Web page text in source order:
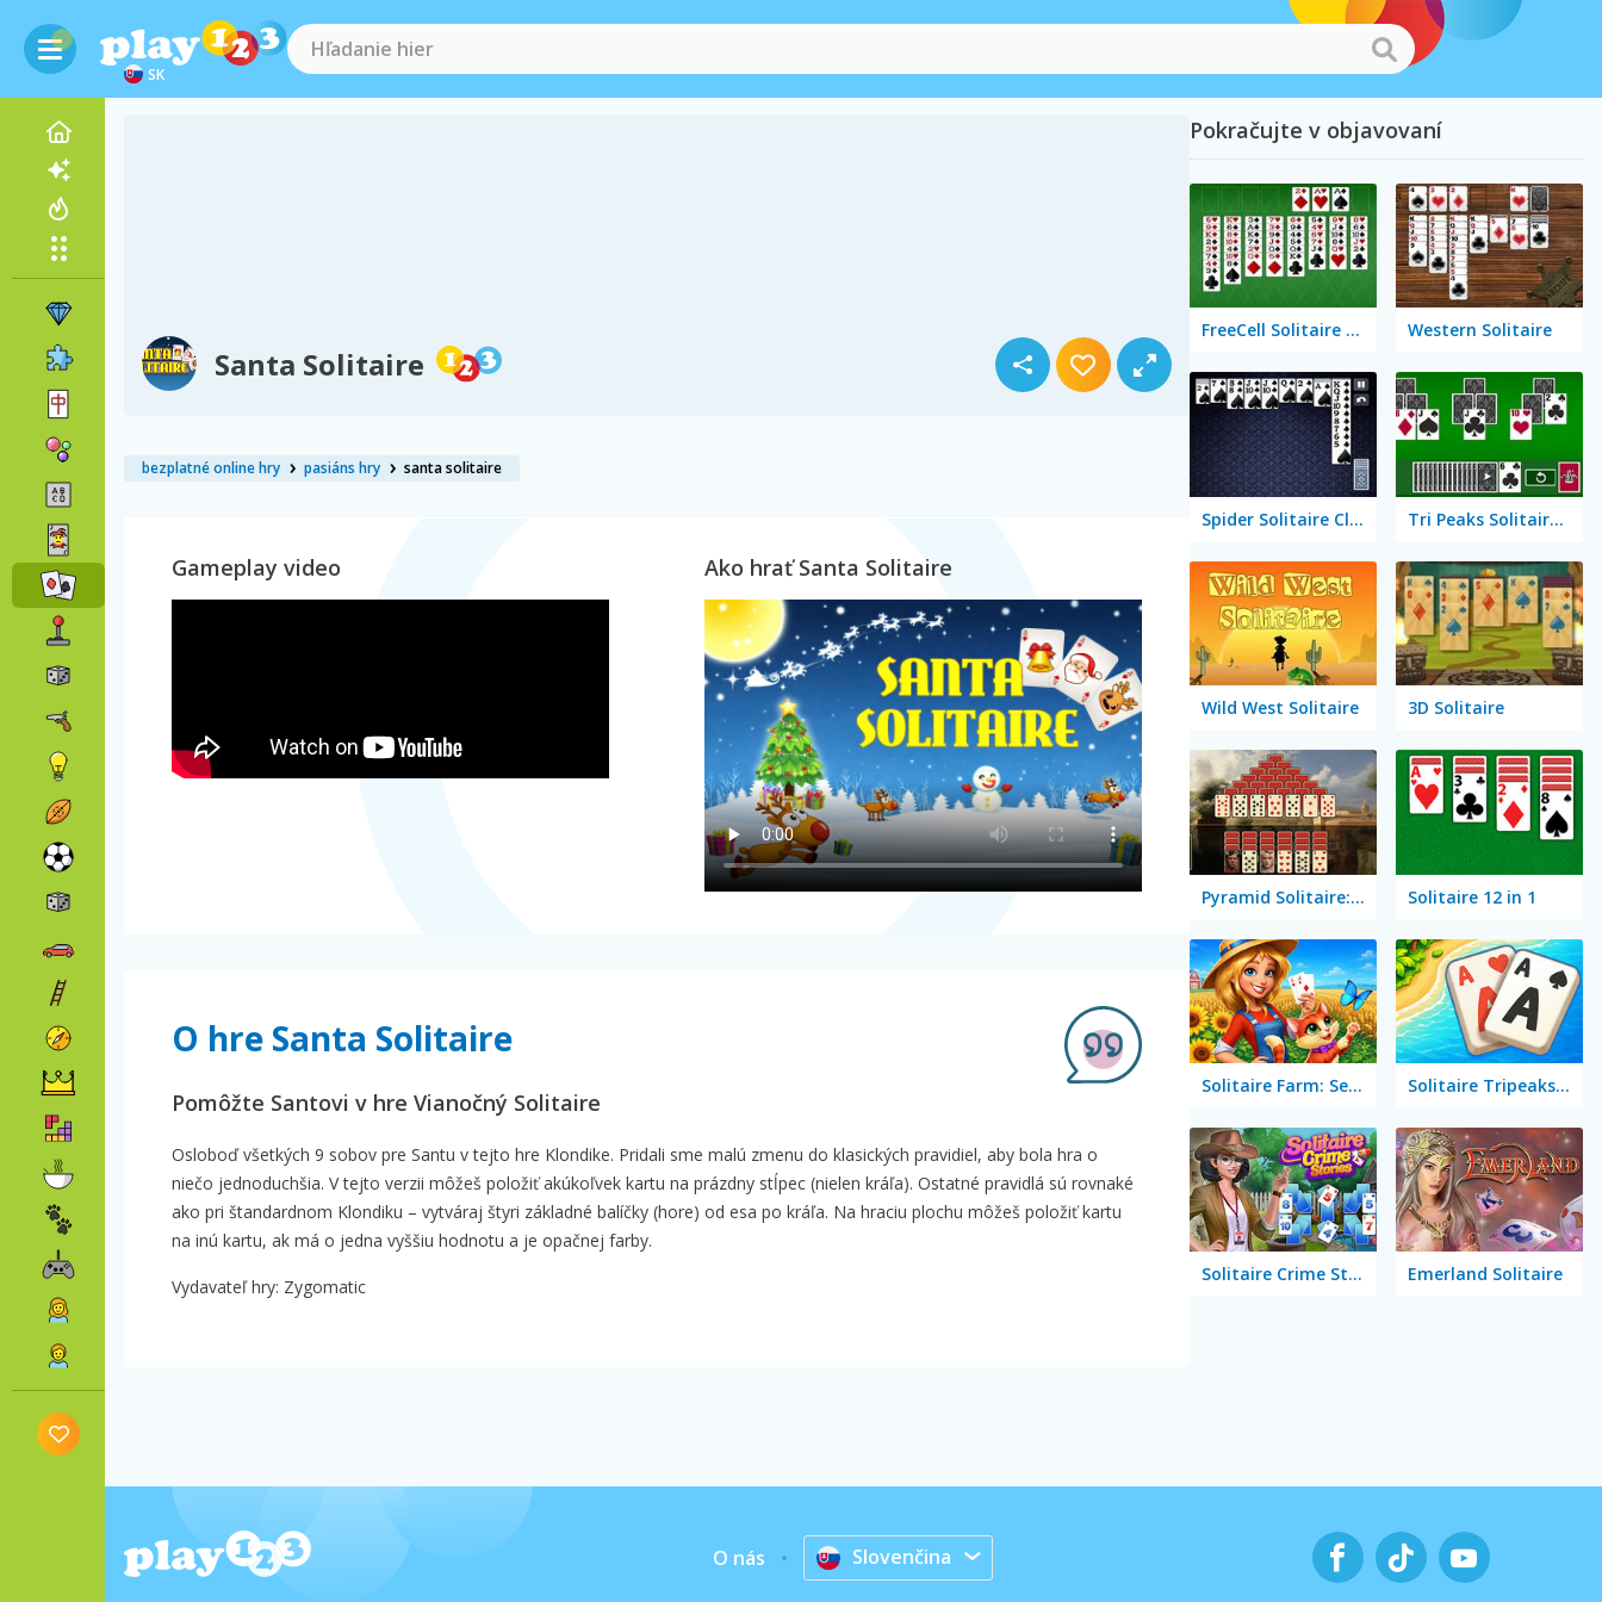
SK
Santa Solitaire
bezplatné online hry pasiáns hry santa solitaire
Gameplay video Ako hrať Santa Solitaire
O hre Santa Solitaire
Pomôžte Santovi v hre Vianočný Solitaire
Osloboď všetkých 9 sobov pre Santu v tejto hre Klondike. Pridali sme malú zmenu do klasických pravidiel, aby bola hra o
niečo jednoduchšia. V tejto verzii môžeš položiť akúkoľvek kartu na prázdny stĺpec (nielen kráľa). Ostatné pravidlá sú rovnaké
ako pri štandardnom Klondiku – vytváraj štyri základné balíčky (hore) od esa po kráľa. Na hraciu plochu môžeš položiť kartu
na inú kartu, ak má o jedna vyššiu hodnotu a je opačnej farby.
Vydavateľ hry: Zygomatic
Pokračujte v objavovaní
FreeCell Solitaire Classic Western Solitaire
Spider Solitaire Classic Tri Peaks Solitaire Classic
Wild West Solitaire 3D Solitaire
Pyramid Solitaire: Ancient Rome Solitaire 12 in 1
Solitaire Farm: Seasons 5 Solitaire Tripeaks Escapes
Solitaire Crime Stories Emerland Solitaire
O nás Slovenčina